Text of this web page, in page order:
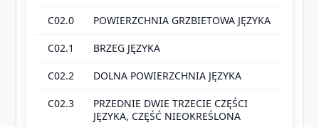
C02.0 POWIERZCHNIA GRZBIETOWA JĘZYKA
C02.1 BRZEG JĘZYKA
C02.2 DOLNA POWIERZCHNIA JĘZYKA
C02.3
PRZEDNIE DWIE TRZECIE CZĘŚCI
JĘZYKA, CZĘŚĆ NIEOKREŚLONA